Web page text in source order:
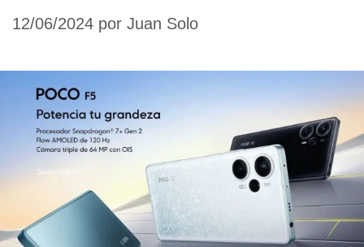
12/06/2024 por Juan Solo